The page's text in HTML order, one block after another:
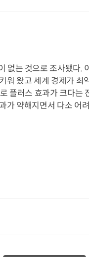
는 것으로 조사됐다.
왔고 세계 경제가 최
플러스 효과가 크다
가 약해지면서 다소 어